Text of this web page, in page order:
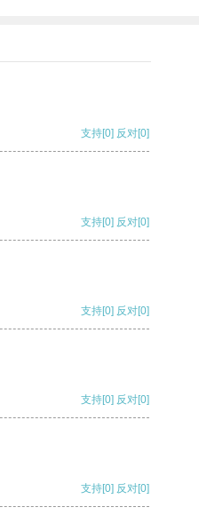
支持[0] 反对[0]
支持[0] 反对[0]
支持[0] 反对[0]
支持[0] 反对[0]
支持[0] 反对[0]